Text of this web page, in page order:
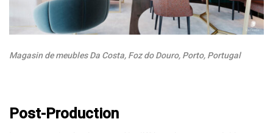
Magasin de meubles Da Costa, Foz do Douro, Porto, Portugal
Post-Production